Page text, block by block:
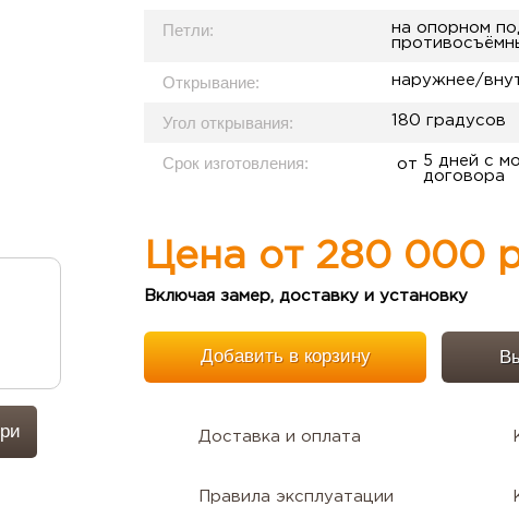
Петли:
на опорном
Открывание: наружнее/
Угол открывания: 180 градусов
Срок изготовления: от 5 дней с
договора
Цена от 280 000
Включая замер, доставку и установку
Добавить в корзину
Доставка и оплата
Правила эксплуатации